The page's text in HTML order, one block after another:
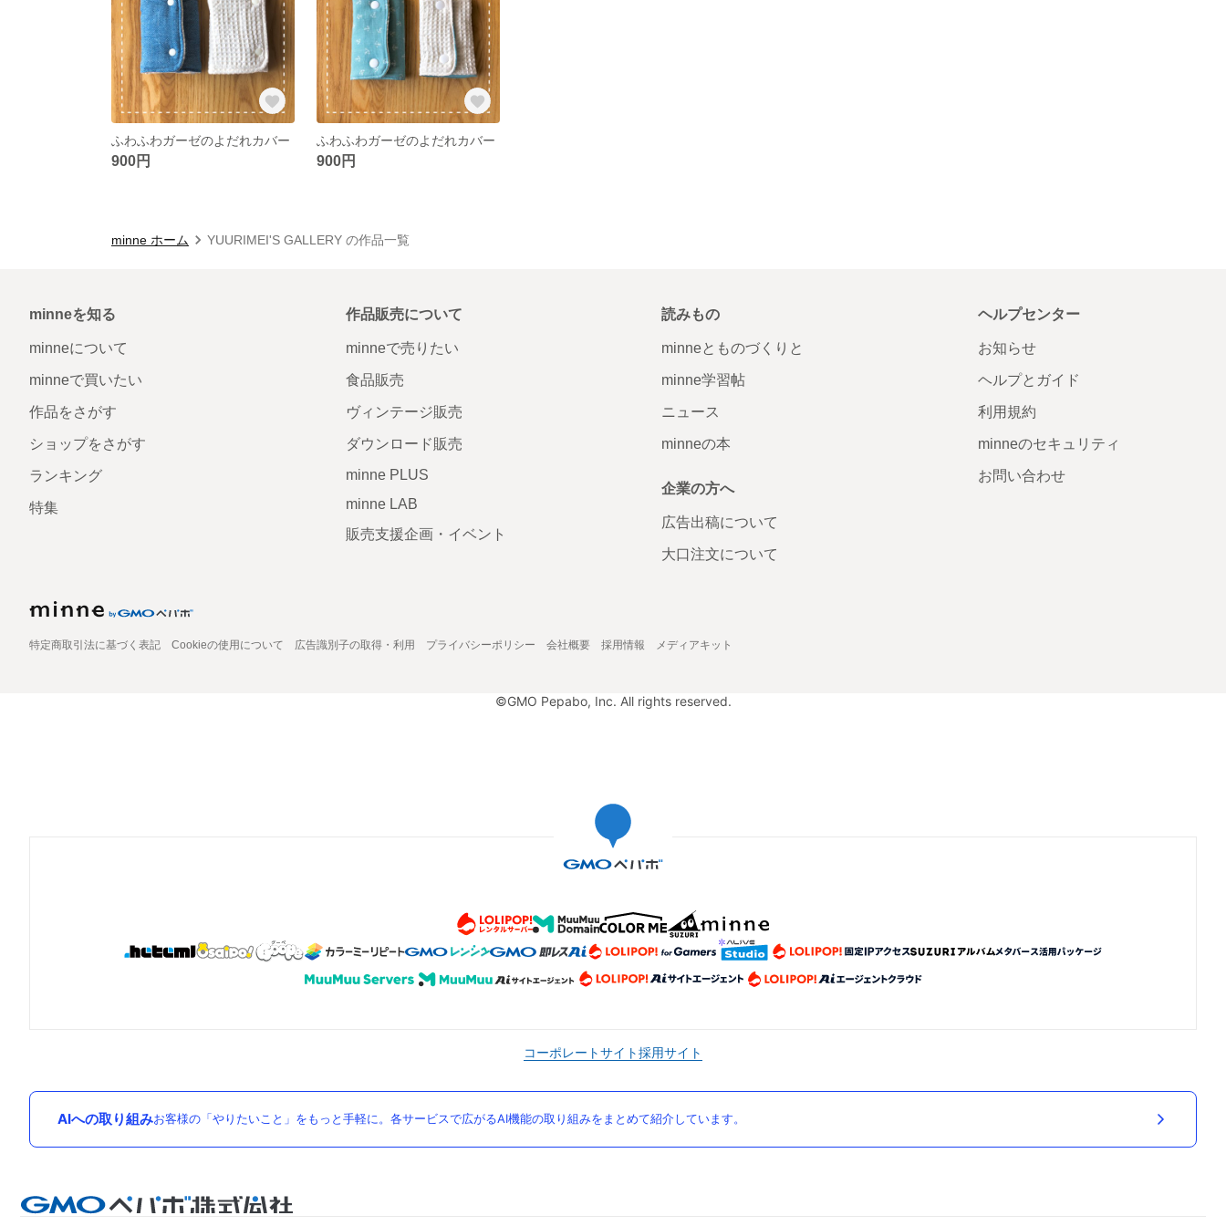
ふわふわガーゼのよだれカバー
900円
ふわふわガーゼのよだれカバー
900円
minne ホーム YUURIMEI'S GALLERY の作品一覧
minneを知る
minneについて
minneで買いたい
作品をさがす
ショップをさがす
ランキング
特集
作品販売について
minneで売りたい
食品販売
ヴィンテージ販売
ダウンロード販売
minne PLUS
minne LAB
販売支援企画・イベント
読みもの
minneとものづくりと
minne学習帖
ニュース
minneの本
企業の方へ
広告出稿について
大口注文について
ヘルプセンター
お知らせ
ヘルプとガイド
利用規約
minneのセキュリティ
お問い合わせ
特定商取引法に基づく表記 Cookieの使用について 広告識別子の取得・利用 プライバシーポリシー 会社概要 採用情報 メディアキット
©GMO Pepabo, Inc. All rights reserved.
コーポレートサイト採用サイト
AIへの取り組みお客様の「やりたいこと」をもっと手軽に。各サービスで広がるAI機能の取り組みをまとめて紹介しています。